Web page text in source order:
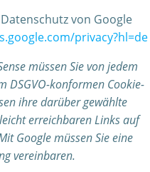
von Google
privacy?hl=de
müssen Sie von jedem
DSGVO-konformen Cookie-
ihre darüber gewählte
erreichbaren Links auf
Google müssen Sie eine
vereinbaren.